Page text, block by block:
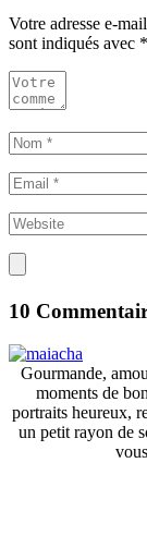
Votre adresse e-
sont indiqués avec *
10
Gourmande,
moments de
portraits heureux,
un petit rayon de